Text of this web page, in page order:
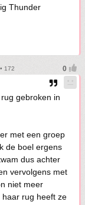
Thunder
172
gebroken in
met een groep
de boel ergens
dus achter
vervolgens met
niet meer
rug heeft ze